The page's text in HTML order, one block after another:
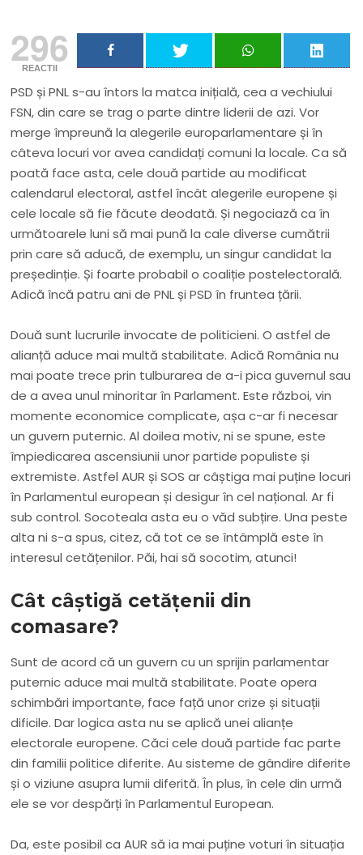
296
REACTII
PSD și PNL s-au întors la matca inițială, cea a vechiului
FSN, din care se trag o parte dintre liderii de azi. Vor
merge împreună la alegerile europarlamentare și în
câteva locuri vor avea candidați comuni la locale. Ca să
poată face asta, cele două partide au modificat
calendarul electoral, astfel încât alegerile europene și
cele locale să fie făcute deodată. Și negociază ca în
următoarele luni să mai pună la cale diverse cumătrii
prin care să aducă, de exemplu, un singur candidat la
președinție. Și foarte probabil o coaliție postelectorală.
Adică încă patru ani de PNL și PSD în fruntea țării.
Două sunt lucrurile invocate de politicieni. O astfel de
alianță aduce mai multă stabilitate. Adică România nu
mai poate trece prin tulburarea de a-i pica guvernul sau
de a avea unul minoritar în Parlament. Este război, vin
momente economice complicate, așa c-ar fi necesar
un guvern puternic. Al doilea motiv, ni se spune, este
împiedicarea ascensiunii unor partide populiste și
extremiste. Astfel AUR și SOS ar câștiga mai puține locuri
în Parlamentul european și desigur în cel național. Ar fi
sub control. Socoteala asta eu o văd subțire. Una peste
alta ni s-a spus, citez, că tot ce se întâmplă este în
interesul cetățenilor. Păi, hai să socotim, atunci!
Cât câștigă cetățenii din
comasare?
Sunt de acord că un guvern cu un sprijin parlamentar
puternic aduce mai multă stabilitate. Poate opera
schimbări importante, face față unor crize și situații
dificile. Dar logica asta nu se aplică unei alianțe
electorale europene. Căci cele două partide fac parte
din familii politice diferite. Au sisteme de gândire diferite
și o viziune asupra lumii diferită. În plus, în cele din urmă
ele se vor despărți în Parlamentul European.
Da, este posibil ca AUR să ia mai puține voturi în situația